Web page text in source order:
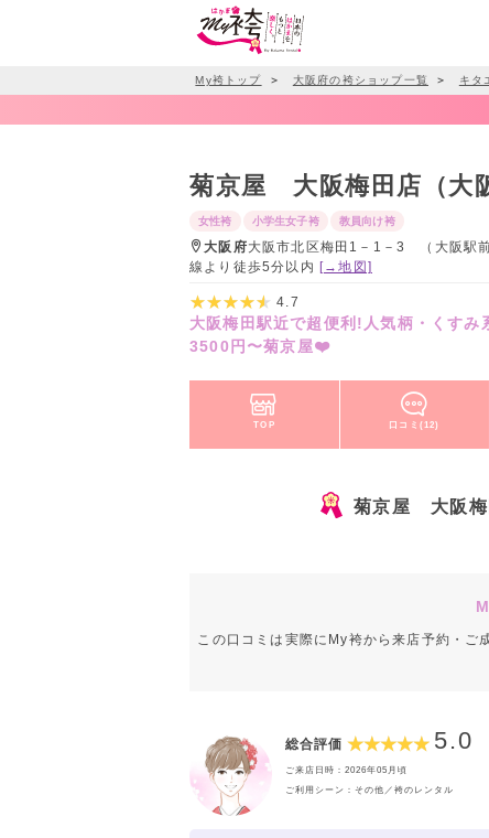
My袴トップ ＞ 大阪府の袴ショップ一覧 ＞ キタ
菊京屋 大阪梅田店（大
女性袴 小学生女子袴 教員向け袴
大阪府大阪市北区梅田1－1－3 （大阪駅
線より徒歩5分以内 [→地図]
4.7
大阪梅田駅近で超便利!人気柄・くす
3500円〜菊京屋❤️
TOP 口コミ(12)
菊京屋 大阪梅
この口コミは実際にMy袴から来店予約・ご
総合評価 5.0
ご来店日時：2026年05月頃
ご利用シーン：その他／袴のレンタル